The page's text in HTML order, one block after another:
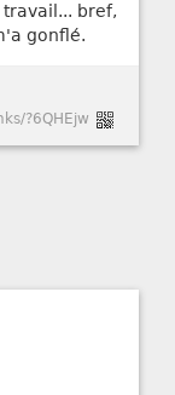
bref,
gonflé.
?6QHEjw